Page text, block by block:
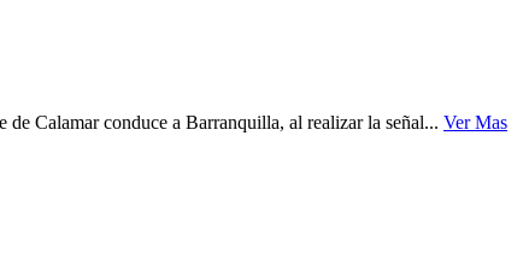
Calamar conduce a Barranquilla, al realizar la señal... Ver Mas